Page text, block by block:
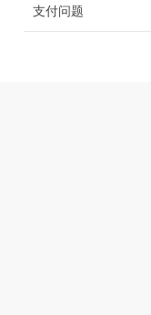
支付问题